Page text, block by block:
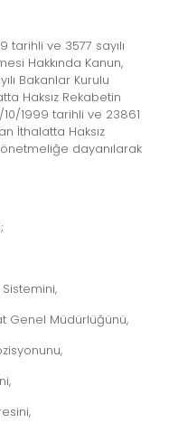
tarihli ve 3577 sayılı
Hakkında Kanun,
Bakanlar Kurulu
Haksız Rekabetin
1999 tarihli ve 23861
İthalatta Haksız
dayanılarak
Genel Müdürlüğünü,